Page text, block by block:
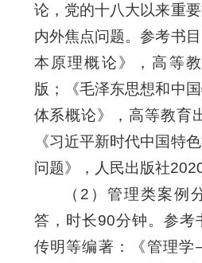
论，党的十八大以来重
内外焦点问题。参考书
本原理概论》，高等
版；《毛泽东思想和中
体系概论》，高等教育
《习近平新时代中国特
问题》，人民出版社2020
（2）管理类案例
答，时长90分钟。参考
传明等编著：《管理